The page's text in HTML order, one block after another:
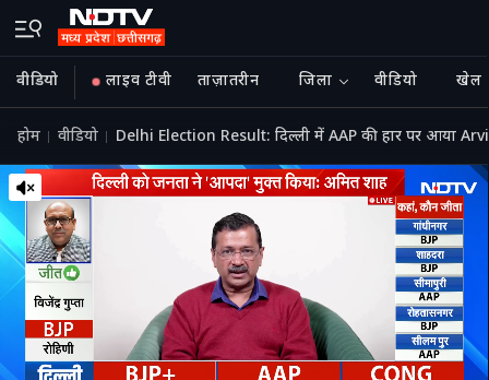
वीडियो लाइव टीवी ताज़ातरीन जिला वीडियो खेल
होम वीडियो Delhi Election Result: दिल्ली में AAP की हार पर आया